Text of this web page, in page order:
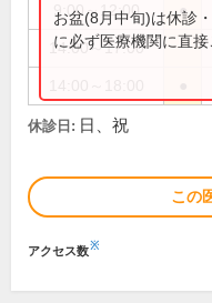
9:00～12:00 ●
14:00～17:00
お盆(8月中旬)は休診
に必ず医療機関に直接
休診日: 日、祝
この
アクセス数※